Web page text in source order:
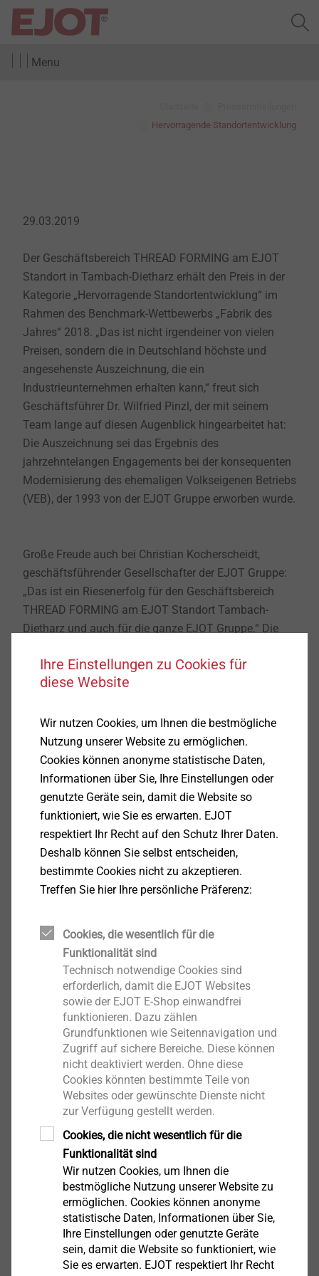
Menu
Hervorragende Standortentwicklung
29.03.2019
Der Geschäftsbereich THREAD FORMING am EJOT
Standort in Tambach-Dietharz erhält den Preis in der
Kategorie „Hervorragende Standortentwicklung“ im
Rahmen des Benchmark-Wettbewerbs „Fabrik des
Jahres“ 2018. „Das ist nicht irgendeiner von vielen
Preisen, sondern die in Deutschland höchste und
angesehenste Auszeichnung, die ein
Industrieunternehmen erhalten kann,“ freut sich
Geschäftsführer Dr. Wilfried Pinzl, der mit seinem
Team lange auf diesen Augenblick hingearbeitet hat:
Die Auszeichnung sei das Ergebnis des
jahrzehntelangen Engagements bei der konsequenten
Modernisierung des ehemaligen Volkseigenen Betriebs
(VEB), der 1993 von der EJOT Gruppe erworben wurde.
Große Freude auch bei Christian Kocherscheidt,
geschäftsführender Gesellschafter der EJOT Gruppe:
„Das ist ein Riesenerfolg für den Geschäftsbereich
THREAD FORMING am EJOT Standort Tambach-
Dietharz und auch für die ganze EJOT Gruppe.“ Die
Jubiläumsjahres „25 Jahre EJOT in Tambach“ und ein
hervorragender Ansporn, bei den Themen Lean
Produktionsdifferenzierung weiterzuarbeiten. Der
Wettbewerb „Fabrik des Jahres“, der von der
Unternehmensberatung A.T. Kearney und der
Fachzeitung Produktion im Jahr 2018 bereits zum 27.
Mal durchgeführt wurde, gilt nicht nur als der härteste,
sondern auch als der traditionsreichste Wettbewerb
dieser Art.
„EJOT bekennt sich klar zum Standort des Werks
Tambach und zeigt dies durch stetiges Wachstum,
kontinuierliche Investitionen und Wertschätzung der
Spagat zwischen konsequentem Fokus auf effiziente
Prozesse und maximale Flexibilität für den Kunden
werde durch Eigenentwicklung von innovativen
Produktionsanlagen und Insourcing von
Prozessschritten gemeistert. Ausgezeichnet sei hierbei
auch der Einsatz digitaler Werkzeuge zur
Kundenbindung und die Beschleunigung des
Auftragsabwicklungsprozesses, so die Jury
abschließend.
Überzeugen konnte der Geschäftsbereich vor allem mit
der Eigenentwicklung der Press-Walz-Kombination
HR6 L, die in der Fertigung eine wichtige Rolle bei der
Umsetzung der Strategie der Beschleunigung der
Prozesse einnehmen wird. Im vorgelagerten Audit von
A.T. Kearney konnte überzeugend aufgezeigt werden,
wie sich gegenüber der in der Schraubenfertigung
üblichen Verwendung von Einzelmaschinen, den
Kaltstauchautomaten und Walzmaschinen, über eine
Press-Walz-Kombination die Prozesslänge und damit
Ihre Einstellungen zu Cookies für
diese Website
Wir nutzen Cookies, um Ihnen die bestmögliche
Nutzung unserer Website zu ermöglichen.
Cookies können anonyme statistische Daten,
Informationen über Sie, Ihre Einstellungen oder
genutzte Geräte sein, damit die Website so
funktioniert, wie Sie es erwarten. EJOT
respektiert Ihr Recht auf den Schutz Ihrer Daten.
Deshalb können Sie selbst entscheiden,
bestimmte Cookies nicht zu akzeptieren.
Treffen Sie hier Ihre persönliche Präferenz:
Cookies, die wesentlich für die
Funktionalität sind
Technisch notwendige Cookies sind
erforderlich, damit die EJOT Websites
sowie der EJOT E-Shop einwandfrei
funktionieren. Dazu zählen
Grundfunktionen wie Seitennavigation und
Zugriff auf sichere Bereiche. Diese können
nicht deaktiviert werden. Ohne diese
Cookies könnten bestimmte Teile von
Websites oder gewünschte Dienste nicht
zur Verfügung gestellt werden.
Cookies, die nicht wesentlich für die
Funktionalität sind
Wir nutzen Cookies, um Ihnen die
bestmögliche Nutzung unserer Website zu
ermöglichen. Cookies können anonyme
statistische Daten, Informationen über Sie,
Ihre Einstellungen oder genutzte Geräte
sein, damit die Website so funktioniert, wie
Sie es erwarten. EJOT respektiert Ihr Recht